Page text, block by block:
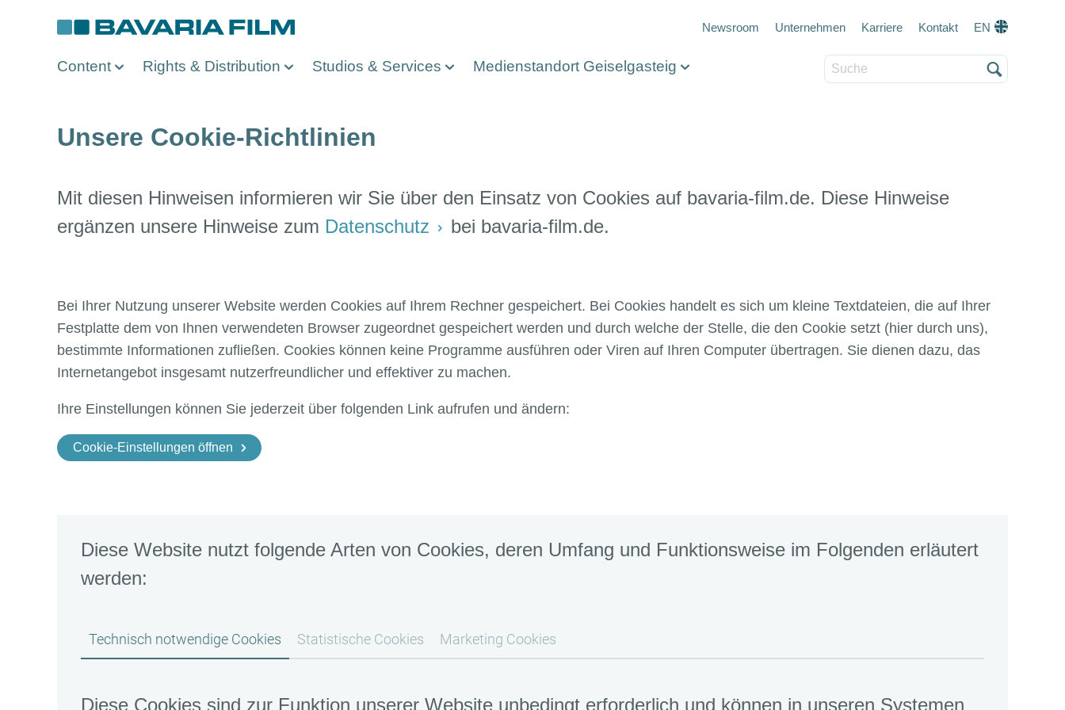
Meta navigation
Newsroom Unternehmen Karriere Kontakt EN
Content Rights & Distribution Studios & Services Medienstandort Geiselgasteig
Unsere Cookie-Richtlinien
Mit diesen Hinweisen informieren wir Sie über den Einsatz von Cookies auf bavaria-film.de. Diese Hinweise
ergänzen unsere Hinweise zum Datenschutz bei bavaria-film.de.
Bei Ihrer Nutzung unserer Website werden Cookies auf Ihrem Rechner gespeichert. Bei Cookies handelt es sich um kleine Textdateien, die auf Ihrer
Festplatte dem von Ihnen verwendeten Browser zugeordnet gespeichert werden und durch welche der Stelle, die den Cookie setzt (hier durch uns),
bestimmte Informationen zufließen. Cookies können keine Programme ausführen oder Viren auf Ihren Computer übertragen. Sie dienen dazu, das
Internetangebot insgesamt nutzerfreundlicher und effektiver zu machen.
Ihre Einstellungen können Sie jederzeit über folgenden Link aufrufen und ändern:
Cookie-Einstellungen öffnen
Diese Website nutzt folgende Arten von Cookies, deren Umfang und Funktionsweise im Folgenden erläutert
werden:
Technisch notwendige Cookies Statistische Cookies Marketing Cookies
Diese Cookies sind zur Funktion unserer Website unbedingt erforderlich und können in unseren Systemen